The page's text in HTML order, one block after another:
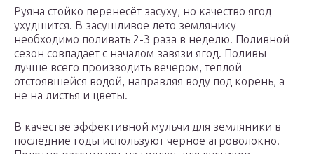
Руяна стойко перенесёт засуху, но качество ягод
ухудшится. В засушливое лето землянику
необходимо поливать 2-3 раза в неделю. Поливной
сезон совпадает с началом завязи ягод. Поливы
лучше всего производить вечером, теплой
отстоявшейся водой, направляя воду под корень, а
не на листья и цветы.
В качестве эффективной мульчи для земляники в
последние годы используют черное агроволокно.